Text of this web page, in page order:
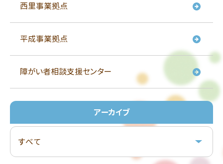
西里事業拠点
平成事業拠点
障がい者相談支援センター
アーカイブ